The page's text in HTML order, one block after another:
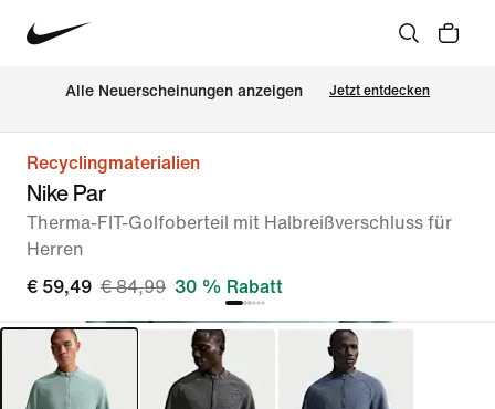
Alle Neuerscheinungen anzeigen Jetzt entdecken
Recyclingmaterialien
Nike Par
Therma-FIT-Golfoberteil mit Halbreißverschluss für
Herren
€ 59,49 € 84,99 30 % Rabatt